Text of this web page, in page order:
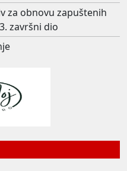
za obnovu zapuštenih
završni dio